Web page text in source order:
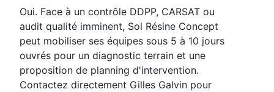
Oui. Face à un contrôle DDPP, CARSAT ou
audit qualité imminent, Sol Résine Concept
peut mobiliser ses équipes sous 5 à 10 jours
ouvrés pour un diagnostic terrain et une
proposition de planning d'intervention.
Contactez directement Gilles Galvin pour